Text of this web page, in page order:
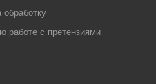
обработку
работе с претензиями